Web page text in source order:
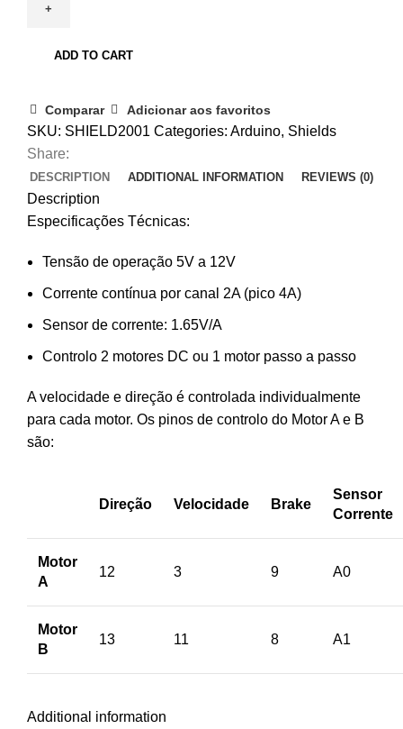
para
quantityADD TO CART
Comparar Adicionar aos favoritos
SKU: SHIELD2001 Categories: Arduino, Shields
Share:
DESCRIPTION ADDITIONAL INFORMATION REVIEWS (0)
Description
Especificações Técnicas:
Tensão de operação 5V a 12V
Corrente contínua por canal 2A (pico 4A)
Sensor de corrente: 1.65V/A
Controlo 2 motores DC ou 1 motor passo a passo
A velocidade e direção é controlada individualmente
para cada motor. Os pinos de controlo do Motor A e B
são:
Direção Velocidade Brake
Sensor
Corrente
Motor
A
12 3 9 A0
Motor
B
13 11 8 A1
Additional information